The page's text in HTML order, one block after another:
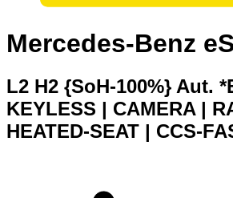
Mercedes-Benz
L2 H2 {SoH-100%} Aut.
KEYLESS | CAMERA |
HEATED-SEAT | CCS-